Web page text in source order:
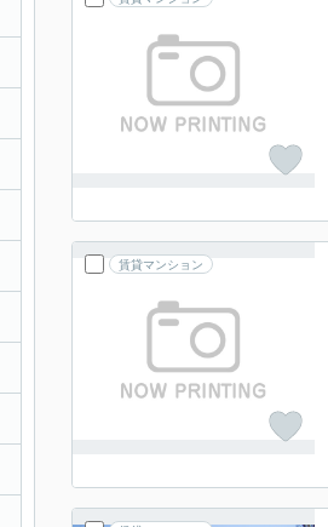
賃貸マンション